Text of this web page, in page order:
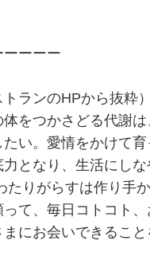
ーーー
ランのHPから抜粋）
をつかさどる代謝は
い。愛情をかけて
となり、生活にし
りがらすは作り手
て、毎日コトコト
にお会いできること